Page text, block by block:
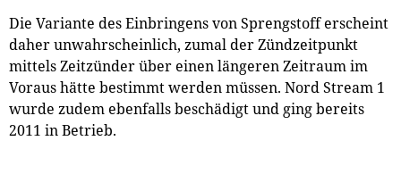
Die Variante des Einbringens von Sprengstoff erscheint
daher unwahrscheinlich, zumal der Zündzeitpunkt
mittels Zeitzünder über einen längeren Zeitraum im
Voraus hätte bestimmt werden müssen. Nord Stream 1
wurde zudem ebenfalls beschädigt und ging bereits
2011 in Betrieb.